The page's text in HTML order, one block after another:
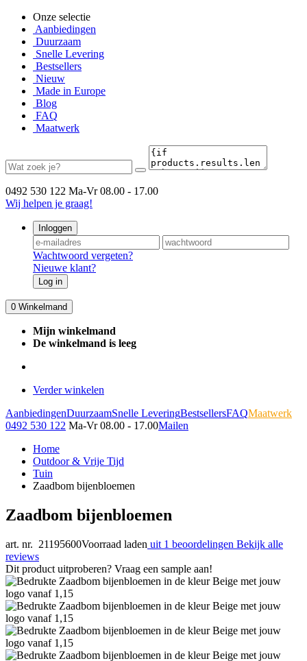
Onze selectie
Aanbiedingen
Duurzaam
Snelle Levering
Bestsellers
Nieuw
Made in Europe
Blog
FAQ
Maatwerk
0492 530 122 Ma-Vr 08.00 - 17.00
Wij helpen je graag!
Inloggen
Wachtwoord vergeten?
Nieuwe klant?
Log in
0 Winkelmand
Mijn winkelmand
De winkelmand is leeg
Verder winkelen
AanbiedingenDuurzaamSnelle LeveringBestsellersFAQMaatwerk
0492 530 122 Ma-Vr 08.00 - 17.00Mailen
Home
Outdoor & Vrije Tijd
Tuin
Zaadbom bijenbloemen
Zaadbom bijenbloemen
art. nr. 21195600Voorraad laden uit 1 beoordelingen Bekijk alle
reviews
Dit product uitproberen? Vraag een sample aan!